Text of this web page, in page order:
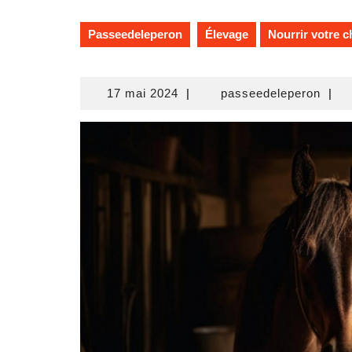
Passeedeleperon Élevage Nourrir votre
17 mai 202417| passeedeleperon |